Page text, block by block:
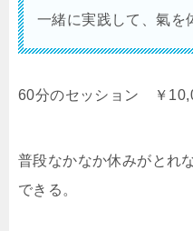
一緒に実践して、氣を
60分のセッション ￥
普段なかなか休みがとれ
できる。